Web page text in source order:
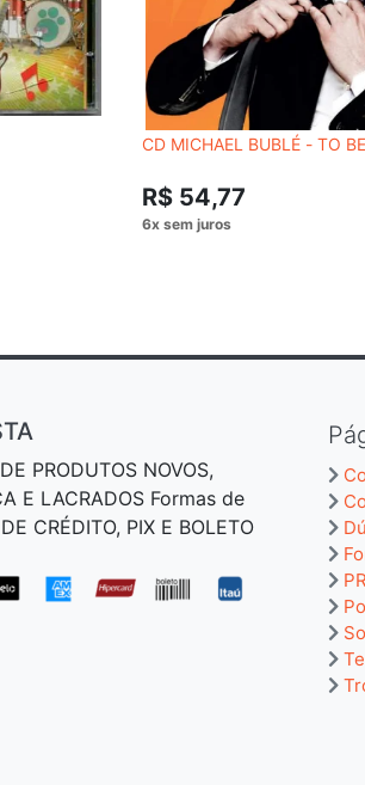
CD MICHAEL BUBLÉ - TO
R$ 54,77
PRODUTOS NOVOS,
E LACRADOS Formas de
CRÉDITO, PIX E BOLETO